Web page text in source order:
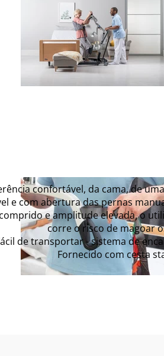
confortável, da cama, de
e com abertura das pernas
e amplitude elevada, o
corre o risco de magoar
de transportar - sistema de
Fornecido com cesta